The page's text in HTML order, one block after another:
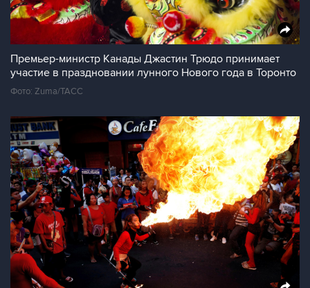
Премьер-министр Канады Джастин Трюдо принимает
участие в праздновании лунного Нового года в Торонто
Фото: Zuma/ТАСС